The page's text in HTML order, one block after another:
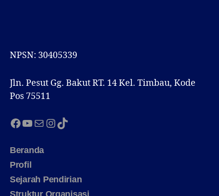
NPSN: 30405339
Jln. Pesut Gg. Bakut RT. 14 Kel. Timbau, Kode
Pos 75511
Facebook
YouTube
MailInstagram
TikTok
Beranda
Profil
Sejarah Pendirian
Struktur Organisasi